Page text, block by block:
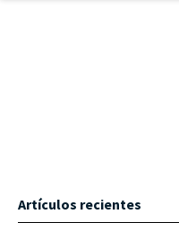
Artículos recientes